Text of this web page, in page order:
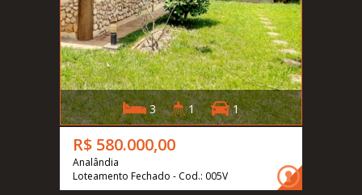
3 1 1
R$ 580.000,00
Analândia
Loteamento Fechado - Cod.: 005V